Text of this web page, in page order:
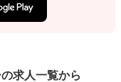
求人一覧から